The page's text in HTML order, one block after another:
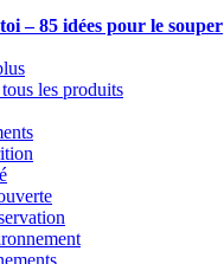
– 85 idées pour le souper
les produits